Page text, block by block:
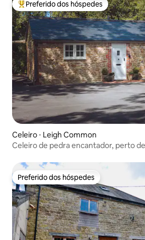
Entre os melhores preferidos dos
Preferido dos hóspedes
Celeiro ⋅ Leigh Common
Celeiro de pedra encantador, perto
Preferido dos hóspedes
Preferido dos hóspedes